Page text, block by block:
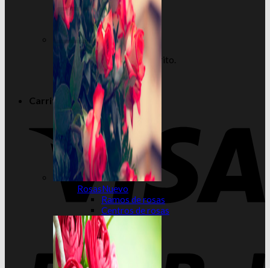
No hay productos en el carrito.
Volver a la tienda
Carrito
Rosas
Ramos de rosas
Centros de rosas